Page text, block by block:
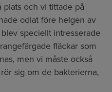
och vi tittade på
odlat före helgen av
speciellt intresserade
fläckar som
men vi måste också
sig om de bakterierna,